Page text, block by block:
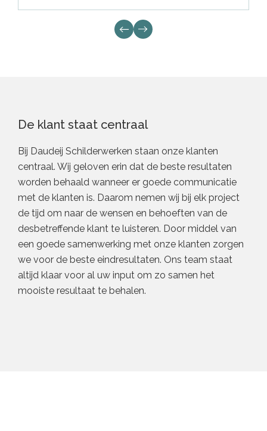
De klant staat centraal
Bij Daudeij Schilderwerken staan onze klanten
centraal. Wij geloven erin dat de beste resultaten
worden behaald wanneer er goede communicatie
met de klanten is. Daarom nemen wij bij elk project
de tijd om naar de wensen en behoeften van de
desbetreffende klant te luisteren. Door middel van
een goede samenwerking met onze klanten zorgen
we voor de beste eindresultaten. Ons team staat
altijd klaar voor al uw input om zo samen het
mooiste resultaat te behalen.